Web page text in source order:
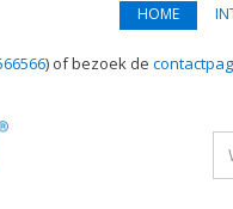
HOME
) of bezoek de